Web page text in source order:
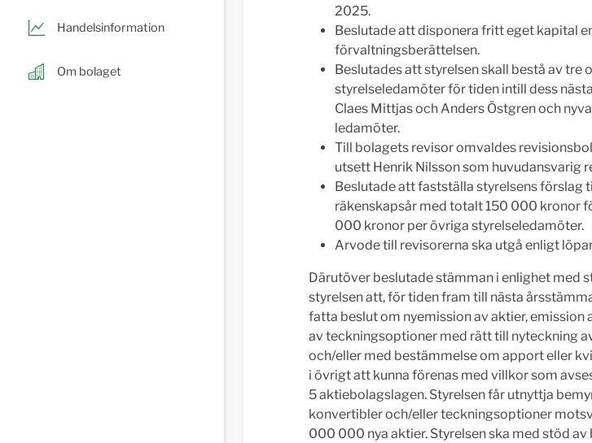
Handelsinformation
Om bolaget
2025.
Beslutade att disponera fritt eget kapital
förvaltningsberättelsen.
Beslutades att styrelsen skall bestå av tre
styrelseledamöter för tiden intill dess
Claes Mittjas och Anders Östgren och
ledamöter.
Till bolagets revisor omvaldes
utsett Henrik Nilsson som huvudansvarig
Beslutade att fastställa styrelsens förslag
räkenskapsår med totalt 150 000 kronor
000 kronor per övriga styrelseledamöter.
Arvode till revisorerna ska utgå enligt
Därutöver beslutade stämman i enlighet med
styrelsen att, för tiden fram till nästa
fatta beslut om nyemission av aktier,
av teckningsoptioner med rätt till nyteckning
och/eller med bestämmelse om apport eller
i övrigt att kunna förenas med villkor som
5 aktiebolagslagen. Styrelsen får utnyttja
konvertibler och/eller teckningsoptioner
000 000 nya aktier. Styrelsen ska med stöd